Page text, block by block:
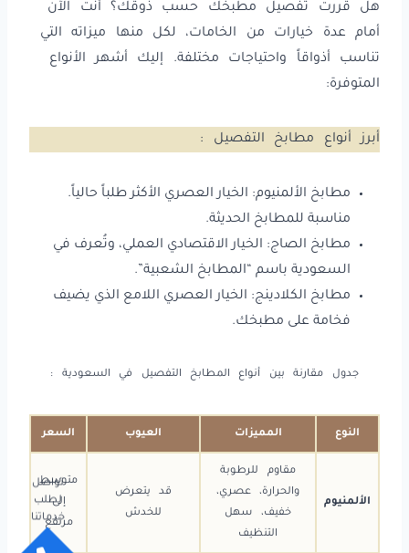
هل قررت تفصيل مطبخك حسب ذوقك؟ أنت الآن
أمام عدة خيارات من الخامات، لكل منها ميزاته التي
تناسب أذواقاً واحتياجات مختلفة. إليك أشهر الأنواع
المتوفرة:
أبرز أنواع مطابخ التفصيل :
مطابخ الألمنيوم: الخيار العصري الأكثر طلباً حالياً.
مناسبة للمطابخ الحديثة.
مطابخ الصاج: الخيار الاقتصادي العملي، وتُعرف في
السعودية باسم “المطابخ الشعبية”.
مطابخ الكلادينج: الخيار العصري اللامع الذي يضيف
فخامة على مطبخك.
جدول مقارنة بين أنواع المطابخ التفصيل في السعودية :
النوع المميزات العيوب السعر
الألمنيوم
مقاوم للرطوبة
والحرارة، عصري،
خفيف، سهل
التنظيف
قد يتعرض
للخدش
متوسط
إلى
مرتفع
تواصل
لطلب
خدماتنا